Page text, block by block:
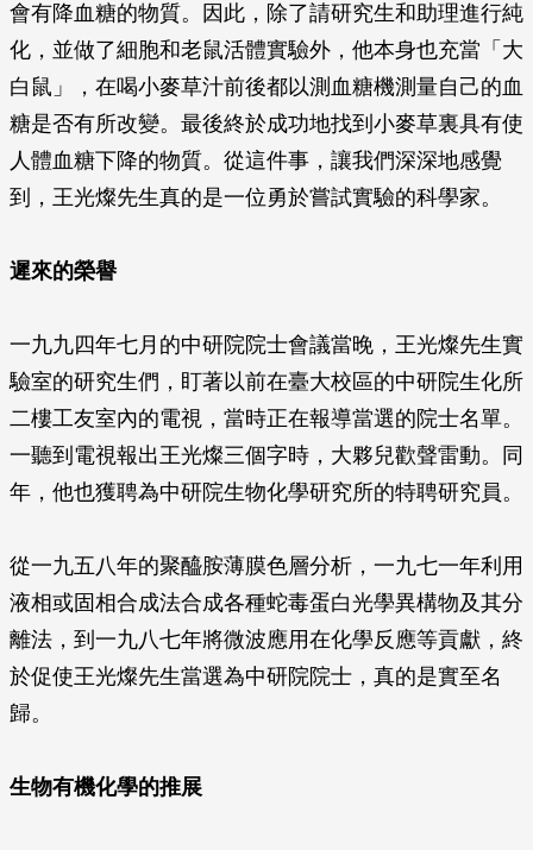
會有降血糖的物質。因此，除了請研究生和助理進行純
化，並做了細胞和老鼠活體實驗外，他本身也充當「大
白鼠」，在喝小麥草汁前後都以測血糖機測量自己的血
糖是否有所改變。最後終於成功地找到小麥草裏具有使
人體血糖下降的物質。從這件事，讓我們深深地感覺
到，王光燦先生真的是一位勇於嘗試實驗的科學家。
遲來的榮譽
一九九四年七月的中研院院士會議當晚，王光燦先生實
驗室的研究生們，盯著以前在臺大校區的中研院生化所
二樓工友室內的電視，當時正在報導當選的院士名單。
一聽到電視報出王光燦三個字時，大夥兒歡聲雷動。同
年，他也獲聘為中研院生物化學研究所的特聘研究員。
從一九五八年的聚醯胺薄膜色層分析，一九七一年利用
液相或固相合成法合成各種蛇毒蛋白光學異構物及其分
離法，到一九八七年將微波應用在化學反應等貢獻，終
於促使王光燦先生當選為中研院院士，真的是實至名
歸。
生物有機化學的推展